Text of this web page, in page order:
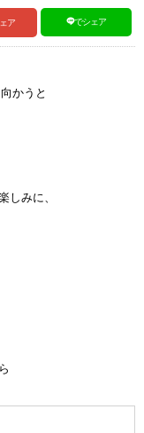
ア でシェア
かうと
しみに、